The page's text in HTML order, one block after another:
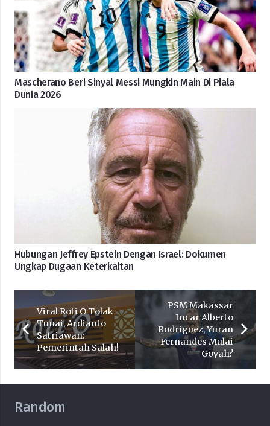
Mascherano Beri Sinyal Messi Mungkin Main Di Piala
Dunia 2026
Hubungan Jeffrey Epstein Dengan Israel: Dokumen
Ungkap Dugaan Keterkaitan
Viral Roti O Tolak
Tunai, Ardianto
Satriawan:
Pemerintah Salah!
PSM Makassar
Incar Alberto
Rodriguez, Yuran
Fernandes Mulai
Goyah?
Random